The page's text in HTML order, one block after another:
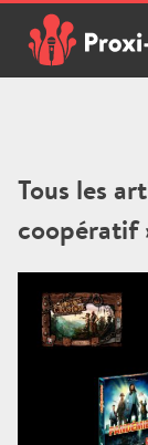
content
Tous les
coopératif